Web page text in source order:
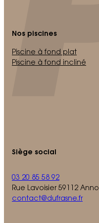
Nos piscines
Piscine à fond plat
Piscine à fond incliné
Siège social
03 20 85 58 92
Rue Lavoisier 59112
contact@dufrasne.fr